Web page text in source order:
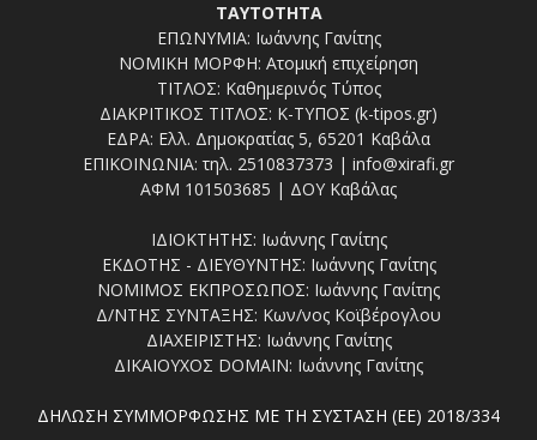
ΤΑΥΤΟΤΗΤΑ
ΕΠΩΝΥΜΙΑ: Ιωάννης Γανίτης
ΝΟΜΙΚΗ ΜΟΡΦΗ: Ατομική επιχείρηση
ΤΙΤΛΟΣ: Καθημερινός Τύπος
ΔΙΑΚΡΙΤΙΚΟΣ ΤΙΤΛΟΣ: Κ-ΤΥΠΟΣ (k-tipos.gr)
ΕΔΡΑ: Ελλ. Δημοκρατίας 5, 65201 Καβάλα
ΕΠΙΚΟΙΝΩΝΙΑ: τηλ. 2510837373 | info@xirafi.gr
ΑΦΜ 101503685 | ΔΟΥ Καβάλας
ΙΔΙΟΚΤΗΤΗΣ: Ιωάννης Γανίτης
ΕΚΔΟΤΗΣ - ΔΙΕΥΘΥΝΤΗΣ: Ιωάννης Γανίτης
ΝΟΜΙΜΟΣ ΕΚΠΡΟΣΩΠΟΣ: Ιωάννης Γανίτης
Δ/ΝΤΗΣ ΣΥΝΤΑΞΗΣ: Κων/νος Κοϊβέρογλου
ΔΙΑΧΕΙΡΙΣΤΗΣ: Ιωάννης Γανίτης
ΔΙΚΑΙΟΥΧΟΣ DOMAIN: Ιωάννης Γανίτης
ΔΗΛΩΣΗ ΣΥΜΜΟΡΦΩΣΗΣ ΜΕ ΤΗ ΣΥΣΤΑΣΗ (ΕΕ) 2018/334